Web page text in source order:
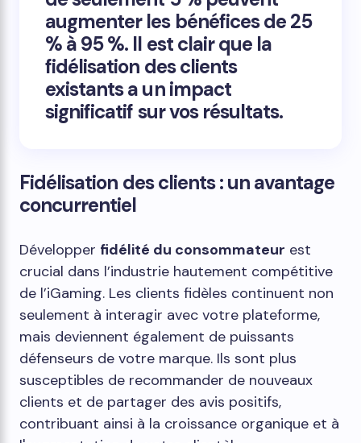
augmenter les bénéfices de 25
% à 95 %. Il est clair que la
fidélisation des clients
existants a un impact
significatif sur vos résultats.
Fidélisation des clients : un avantage
concurrentiel
Développer fidélité du consommateur est
crucial dans l’industrie hautement compétitive
de l’iGaming. Les clients fidèles continuent non
seulement à interagir avec votre plateforme,
mais deviennent également de puissants
défenseurs de votre marque. Ils sont plus
susceptibles de recommander de nouveaux
clients et de partager des avis positifs,
contribuant ainsi à la croissance organique et à